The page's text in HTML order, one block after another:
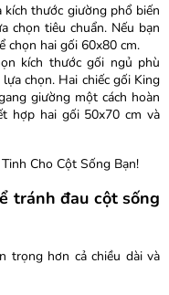
thước giường phổ biến
chọn tiêu chuẩn. Nếu bạn
chọn hai gối 60x80 cm.
kích thước gối ngủ phù
chọn. Hai chiếc gối King
giường một cách hoàn
hợp hai gối 50x70 cm và
Cho Cột Sống Bạn!
tránh đau cột sống
trọng hơn cả chiều dài và